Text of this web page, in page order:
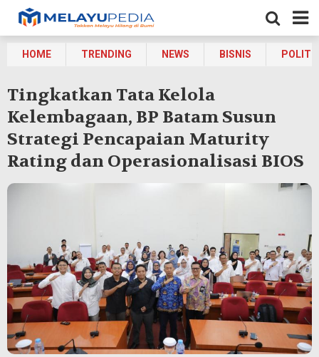
HOME TRENDING NEWS BISNIS
Tingkatkan Tata Kelola
Kelembagaan, BP Batam Susun
Strategi Pencapaian Maturity
Rating dan Operasionalisasi BIOS